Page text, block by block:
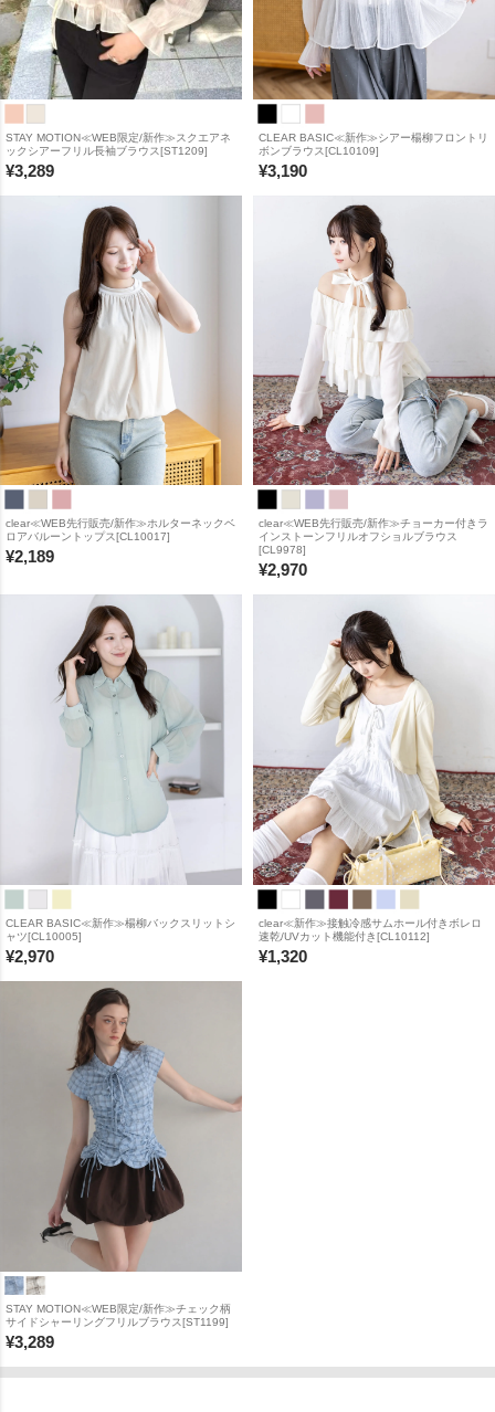
STAY MOTION≪WEB限定/新作≫スクエアネ
ックシアーフリル長袖ブラウス[ST1209]
¥3,289
CLEAR BASIC≪新作≫シアー楊柳フロントリ
ボンブラウス[CL10109]
¥3,190
clear≪WEB先行販売/新作≫ホルターネックベ
ロアバルーントップス[CL10017]
¥2,189
clear≪WEB先行販売/新作≫チョーカー付きラ
インストーンフリルオフショルブラウス
[CL9978]
¥2,970
CLEAR BASIC≪新作≫楊柳バックスリットシ
ャツ[CL10005]
¥2,970
clear≪新作≫接触冷感サムホール付きボレロ
速乾/UVカット機能付き[CL10112]
¥1,320
STAY MOTION≪WEB限定/新作≫チェック柄
サイドシャーリングフリルブラウス[ST1199]
¥3,289